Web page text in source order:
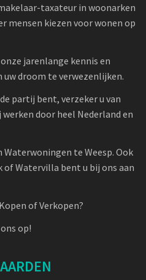
taxateur in woonarken
mensen kiezen voor wonen op
jarenlange kennis en
droom te verwezenlijken.
partij bent, verzeker u van
door heel Nederland en
Waterwoningen te Weesp. Ook
Watervilla bent u bij ons aan
of Verkopen?
op!